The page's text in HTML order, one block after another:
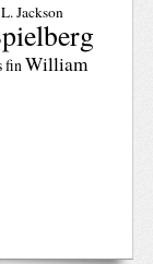
Jackson
finWilliam